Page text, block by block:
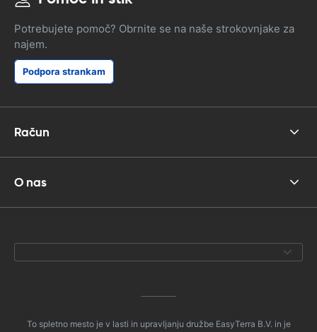
Potrebujete pomoč? Obrnite se na naše strokovnjake za
najem.
Podpora strankam
Račun
O nas
To spletno mesto je v lasti in upravljanju družbe EasyTerra B.V. in je